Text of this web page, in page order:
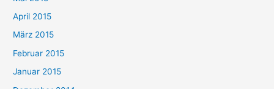
April 2015
März 2015
Februar 2015
Januar 2015